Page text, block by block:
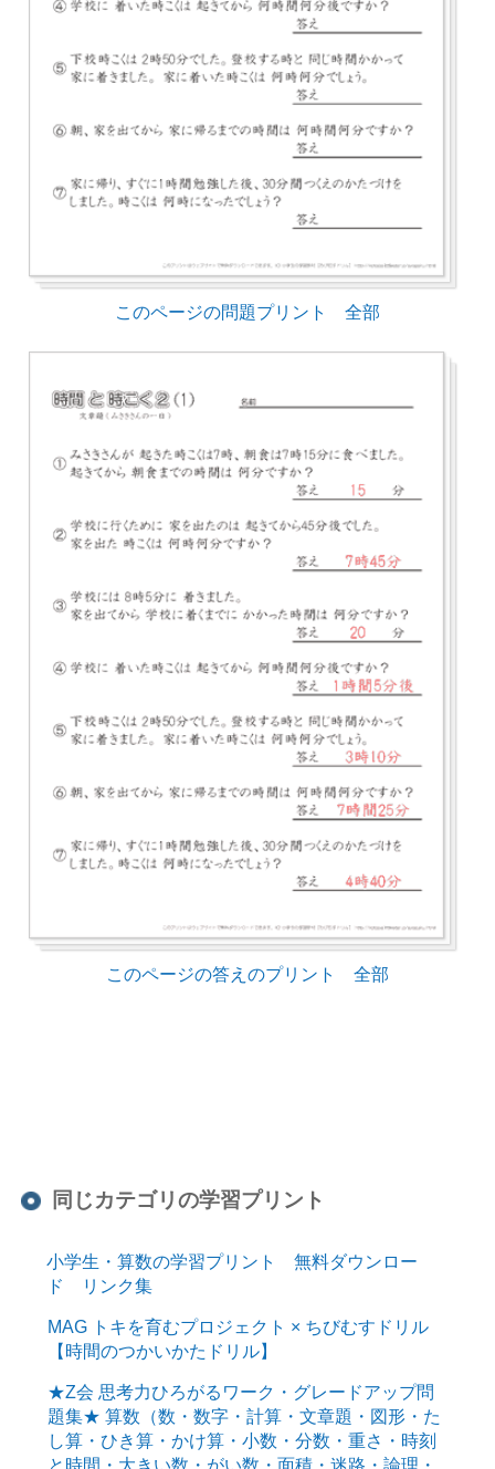
このページの問題プリント 全部
このページの答えのプリント 全部
同じカテゴリの学習プリント
小学生・算数の学習プリント 無料ダウンロー
ド リンク集
MAG トキを育むプロジェクト × ちびむすドリル
【時間のつかいかたドリル】
★Z会 思考力ひろがるワーク・グレードアップ問
題集★ 算数（数・数字・計算・文章題・図形・た
し算・ひき算・かけ算・小数・分数・重さ・時刻
と時間・大きい数・がい数・面積・迷路・論理・